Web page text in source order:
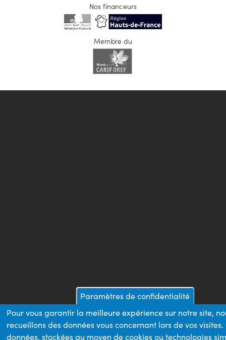
Nos financeurs
Membre du
Paramètres de confidentialité
Pour vous garantir la meilleure expérience sur notre site,
recueillons des données vous concernant lors de vos visites.
données, stockées au moyen de cookies ou technologies